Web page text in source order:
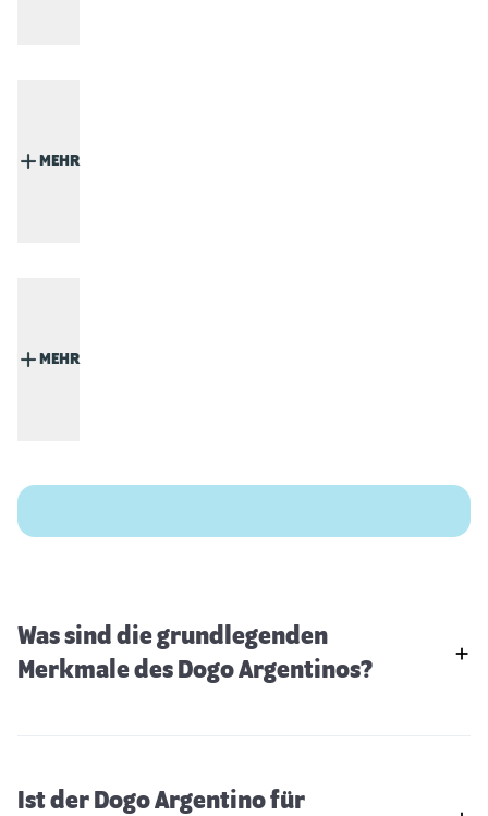
MEHR
MEHR
Was sind die grundlegenden
Merkmale des Dogo Argentinos?
Ist der Dogo Argentino für